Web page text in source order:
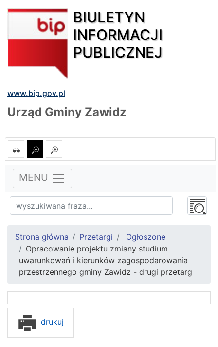
BIULETYN
INFORMACJI
PUBLICZNEJ
www.bip.gov.pl
Urząd Gminy Zawidz
MENU
Strona główna Przetargi
Ogłoszone
Opracowanie projektu zmiany studium
uwarunkowań i kierunków zagospodarowania
przestrzennego gminy Zawidz - drugi przetarg
drukuj